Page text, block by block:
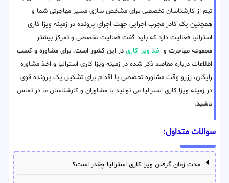
تیم از کارشناسان تخصصی برای مشخص سازی مسیر مهاجرتی شما و
همچنین یک کادر مجرب اجرایی جهت اجرای پرونده در زمینه ویزا کاری
استرالیا فعالیت دارد که باید گفت فعالیت تخصصی و تمرکز بیشتر
مجموعه مهاجرت و اخذ ویزا کاری در این کشور است. برای مشاوره و کسب
اطلاعات درباره مقاصد ذکر شده در زمینه ویزا کاری استرالیا و اخذ مشاوره
رایگان، رزرو وقت مشاوره تخصصی یا اقدام برای تشکیل یک پرونده قوی
در زمینه ویزا کاری استرالیا می توانید با مشاوران و کارشناسان ما در تماس
باشید.
سوالات متداول:
مدت زمان گرفتن ویزا کاری استرالیا چقدر است؟